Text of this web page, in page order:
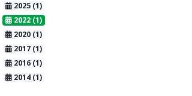
2025 (1)
2022 (1)
2020 (1)
2017 (1)
2016 (1)
2014 (1)